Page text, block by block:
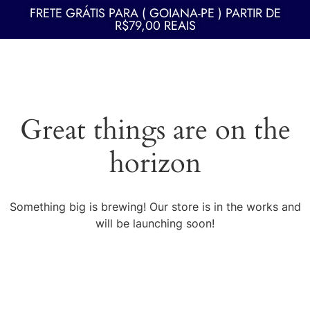
FRETE GRÁTIS PARA ( GOIANA-PE ) PARTIR DE
R$79,00 REAIS
Great things are on the
horizon
Something big is brewing! Our store is in the works and
will be launching soon!